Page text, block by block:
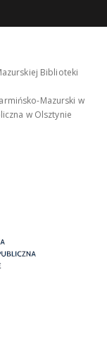
Biblioteki
Mazurski w
w Olsztynie